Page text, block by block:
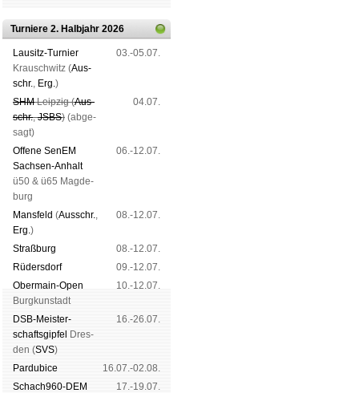
Turniere 2. Halbjahr 2026
Lau­sitz-Tur­nier
Krausch­witz (Aus­
schr., Erg.)
03.-05.07.
SHMLeip­zig (Aus­
schr.,JSBS) (ab­ge­
sagt)
04.07.
Offene SenEM
Sach­sen-An­halt
ü50 & ü65 Mag­de­
burg
06.-12.07.
Mans­feld (Aus­schr.,
Erg.)
08.-12.07.
Straß­burg
08.-12.07.
Rüders­dorf
09.-12.07.
Ober­main-Open
Burg­kun­stadt
10.-12.07.
DSB-Meister­
schafts­gipfel
Dres­
den (SVS)
16.-26.07.
Pardu­bice
16.07.-02.08.
Schach960-DEM
17.-19.07.